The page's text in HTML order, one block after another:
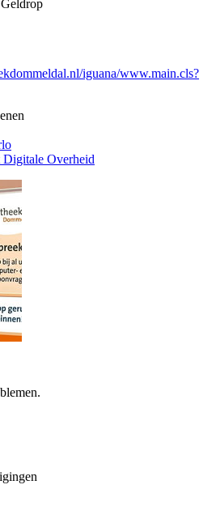
iguana/www.main.cls?
Overheid